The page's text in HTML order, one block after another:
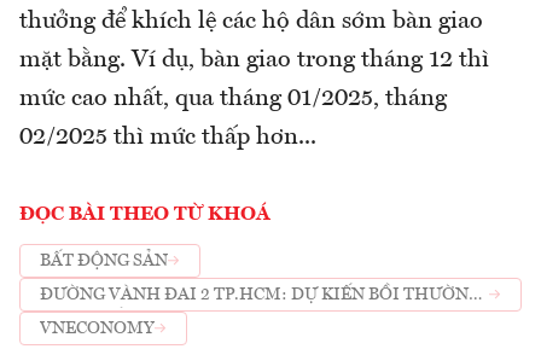
thưởng để khích lệ các hộ dân sớm bàn giao
mặt bằng. Ví dụ, bàn giao trong tháng 12 thì
mức cao nhất, qua tháng 01/2025, tháng
02/2025 thì mức thấp hơn...
ĐỌC BÀI THEO TỪ KHOÁ
BẤT ĐỘNG SẢN
ĐƯỜNG VÀNH ĐAI 2 TP.HCM: DỰ KIẾN BỒI THƯỜNG
GIÁ ĐẤT Ở CAO NHẤT 111 TRIỆU ĐỒNG/M2
VNECONOMY